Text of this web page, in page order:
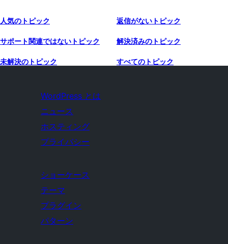
人気のトピック 返信がないトピック
サポート関連ではないトピック 解決済みのトピック
未解決のトピック すべてのトピック
WordPress とは
ニュース
ホスティング
プライバシー
ショーケース
テーマ
プラグイン
パターン